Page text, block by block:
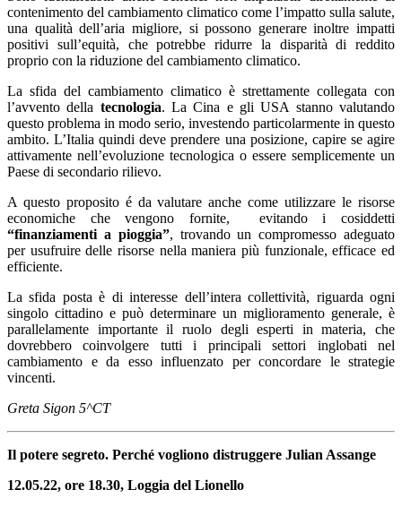
contenimento del cambiamento climatico come l’impatto sulla salute,
una qualità dell’aria migliore, si possono generare inoltre impatti
positivi sull’equità, che potrebbe ridurre la disparità di reddito
proprio con la riduzione del cambiamento climatico.
La sfida del cambiamento climatico è strettamente collegata con
l’avvento della tecnologia. La Cina e gli USA stanno valutando
questo problema in modo serio, investendo particolarmente in questo
ambito. L’Italia quindi deve prendere una posizione, capire se agire
attivamente nell’evoluzione tecnologica o essere semplicemente un
Paese di secondario rilievo.
A questo proposito é da valutare anche come utilizzare le risorse
economiche che vengono fornite, evitando i cosiddetti
“finanziamenti a pioggia”, trovando un compromesso adeguato
per usufruire delle risorse nella maniera più funzionale, efficace ed
efficiente.
La sfida posta è di interesse dell’intera collettività, riguarda ogni
singolo cittadino e può determinare un miglioramento generale, è
parallelamente importante il ruolo degli esperti in materia, che
dovrebbero coinvolgere tutti i principali settori inglobati nel
cambiamento e da esso influenzato per concordare le strategie
vincenti.
Greta Sigon 5^CT
Il potere segreto. Perché vogliono distruggere Julian Assange
12.05.22, ore 18.30, Loggia del Lionello